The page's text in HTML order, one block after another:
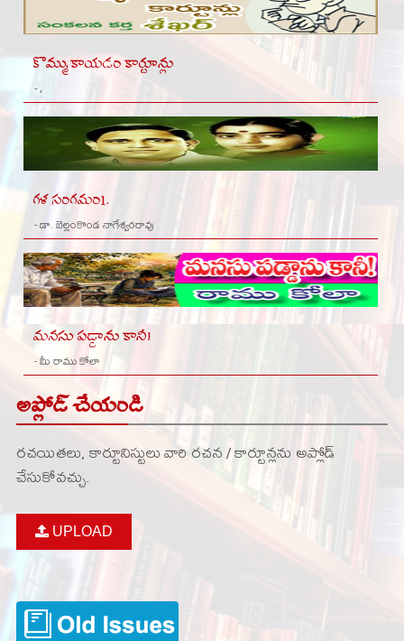
కొమ్ముకాయడం కార్టూన్లు
- ,
గళ సంగమం1.
- డా. బెల్లంకొండ నాగేశ్వరరావు
మనసు పడ్డాను కానీ!
- మీ రాము కోలా
అప్లోడ్ చేయండి
రచయితలు, కార్టూనిస్టులు వారి రచన / కార్టూన్లను అప్లోడ్
చేసుకోవచ్చు.
UPLOAD